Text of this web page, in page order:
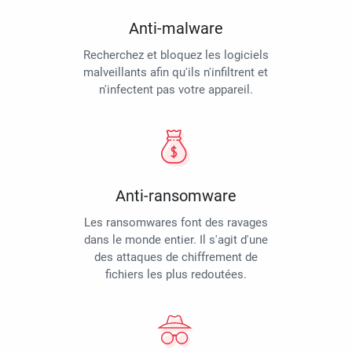
Anti-malware
Recherchez et bloquez les logiciels
malveillants afin qu'ils n'infiltrent et
n'infectent pas votre appareil.
Anti-ransomware
Les ransomwares font des ravages
dans le monde entier. Il s'agit d'une
des attaques de chiffrement de
fichiers les plus redoutées.